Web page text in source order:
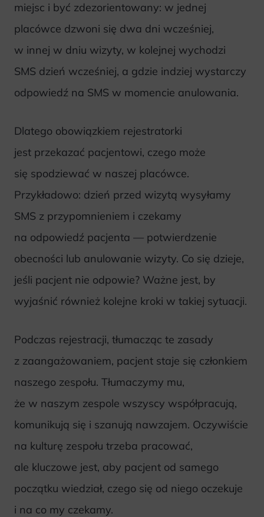
miejsc i być zdezorientowany: w jednej
placówce dzwoni się dwa dni wcześniej,
w innej w dniu wizyty, w kolejnej wychodzi
SMS dzień wcześniej, a gdzie indziej wystarczy
odpowiedź na SMS w momencie anulowania.
Dlatego obowiązkiem rejestratorki
jest przekazać pacjentowi, czego może
się spodziewać w naszej placówce.
Przykładowo: dzień przed wizytą wysyłamy
SMS z przypomnieniem i czekamy
na odpowiedź pacjenta — potwierdzenie
obecności lub anulowanie wizyty. Co się dzieje,
jeśli pacjent nie odpowie? Ważne jest, by
wyjaśnić również kolejne kroki w takiej sytuacji.
Podczas rejestracji, tłumacząc te zasady
z zaangażowaniem, pacjent staje się członkiem
naszego zespołu. Tłumaczymy mu,
że w naszym zespole wszyscy współpracują,
komunikują się i szanują nawzajem. Oczywiście
na kulturę zespołu trzeba pracować,
ale kluczowe jest, aby pacjent od samego
początku wiedział, czego się od niego oczekuje
i na co my czekamy.